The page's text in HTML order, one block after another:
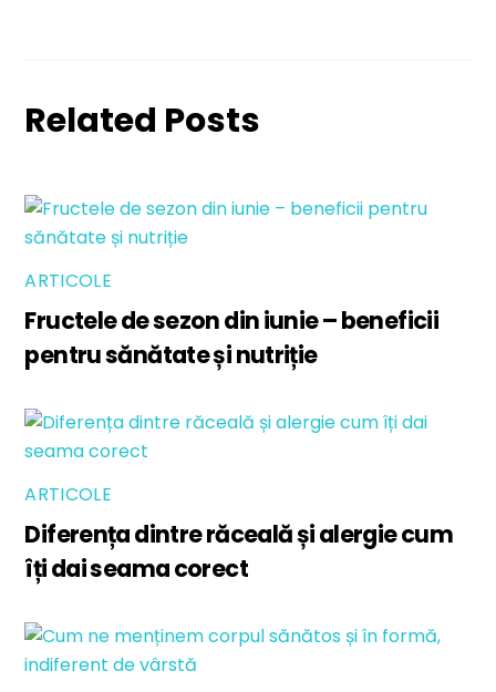
Related Posts
ARTICOLE
Fructele de sezon din iunie – beneficii
pentru sănătate și nutriție
ARTICOLE
Diferența dintre răceală și alergie cum
îți dai seama corect